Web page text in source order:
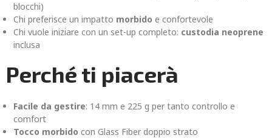
blocchi)
Chi preferisce un impatto morbido e confortevole
Chi vuole iniziare con un set-up completo: custodia neoprene
inclusa
Perché ti piacerà
Facile da gestire: 14 mm e 225 g per tanto controllo e
comfort
Tocco morbido con Glass Fiber doppio strato